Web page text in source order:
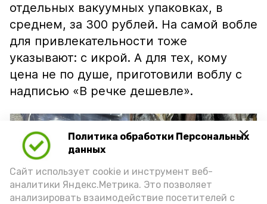
Политика обработки Персональных
данных
Сайт использует cookie и инструмент веб-
аналитики Яндекс.Метрика. Это позволяет
анализировать взаимодействие посетителей с
отдельных вакуумных упаковках, в
среднем, за 300 рублей. На самой вобле
для привлекательности тоже
указывают: с икрой. А для тех, кому
цена не по душе, приготовили воблу с
надписью «В речке дешевле».